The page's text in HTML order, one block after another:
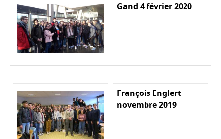
Gand 4 février 2020
François Englert
novembre 2019